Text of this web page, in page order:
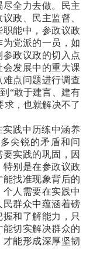
全力去做。民主
政、民主监督、
能中，参政议政
党派的一员，如
政议政的切入点
发展中的重大课
点问题进行调查
“敢于建言、建有
求，也就解决不了
践中历练中涵养
尖锐的矛盾和问
实践的巩固，因
别是在参政议政
找准现象背后的
人需要在实践中
群众中蕴涵着磅
和了解能力，只
切实解决群众的
能形成深厚坚韧